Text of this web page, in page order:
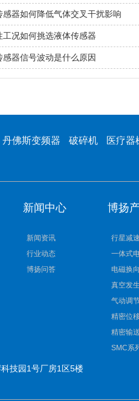
感器如何降低气体交叉干扰影响
工况如何挑选液体传感器
感器信号波动是什么原因
丹佛斯变频器 破碎机 医疗器
技园1号厂房1区5楼
新闻中心
新闻资讯
行业动态
博扬问答
博扬
行星减
一体式
电磁换
真空发
气动调
精密位
精密输
SMC系